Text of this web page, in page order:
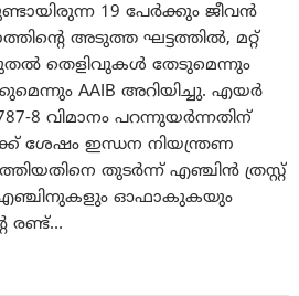
19 പേർക്കും ജീവൻ
അടുത്ത ഘട്ടത്തിൽ, മറ്റ്
തെളിവുകൾ തേടുമെന്നും
AAIB അറിയിച്ചു. എയർ
8 വിമാനം പറന്നുയർന്നതിന്
ശേഷം ഇന്ധന നിയന്ത്രണ
തുടർന്ന് എഞ്ചിൻ ത്രസ്റ്റ്
എഞ്ചിനുകളും ഓഫാകുകയും
രണ്ട്…